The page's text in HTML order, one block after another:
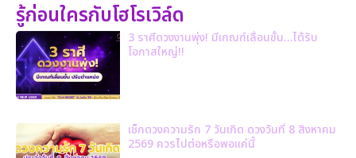
รู้ก่อนใครกับโฮโรเวิล์ด
3 ราศีดวงงานพุ่ง! มีเกณฑ์เลื่อนขั้น…ได้รับ
โอกาสใหญ่!!
เช็กดวงความรัก 7 วันเกิด ดวงวันที่ 8 สิงหาคม
2569 ควรไปต่อหรือพอแค่นี้